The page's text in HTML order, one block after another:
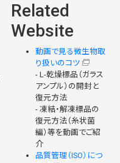
Related
Website
動画で見る微生物取
り扱いのコツ
- L-乾燥標品（ガラス
アンプル）の開封と
復元方法
- 凍結・解凍標品の
復元方法（糸状菌
編）等を動画でご紹
介
品質管理（ISO）につ